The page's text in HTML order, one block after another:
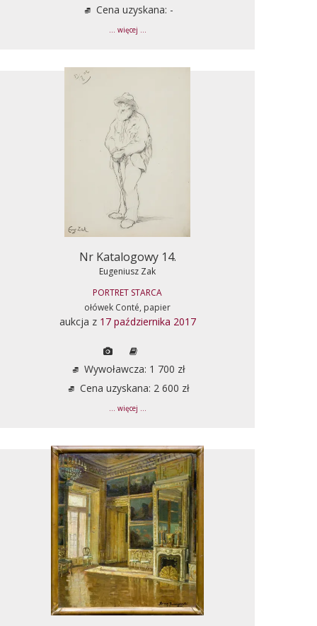
Cena uzyskana: -
... więcej ...
Nr Katalogowy 14.
Eugeniusz Zak
PORTRET STARCA
ołówek Conté, papier
aukcja z 17 października 2017
Wywoławcza: 1 700 zł
Cena uzyskana: 2 600 zł
... więcej ...